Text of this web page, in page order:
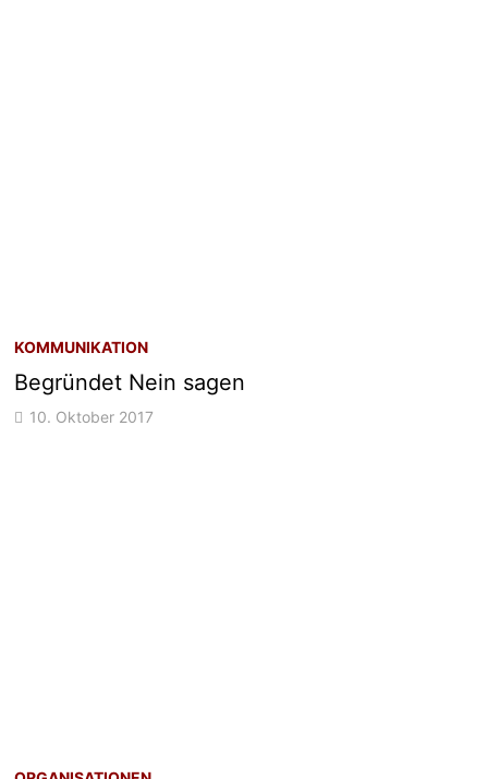
KOMMUNIKATION
Begründet Nein sagen
10. Oktober 2017